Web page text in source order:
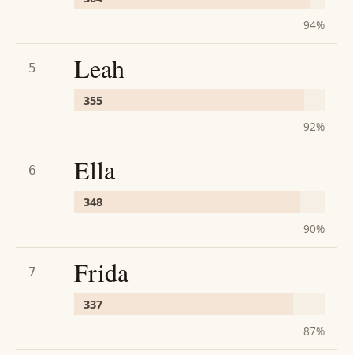
94%
5 Leah
355
92%
6 Ella
348
90%
7 Frida
337
87%